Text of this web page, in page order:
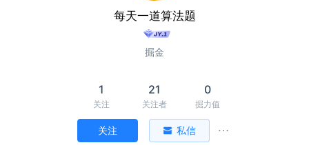
每天一道算法题
掘金
1
关注
21
关注者
0
掘力值
关注 私信